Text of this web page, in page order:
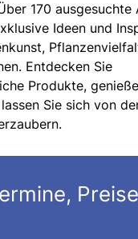
170 ausgesuchte
Ideen und
Entdecken Sie
Produkte,
Sie sich von